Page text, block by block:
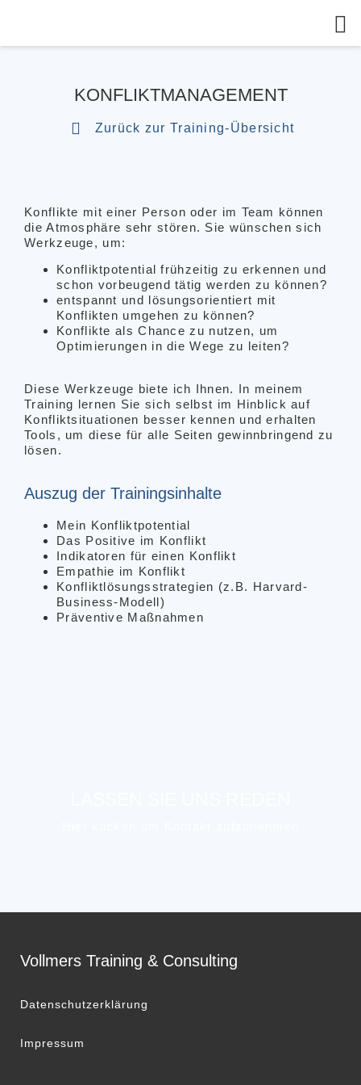
KONFLIKTMANAGEMENT
Zurück zur Training-Übersicht
Konflikte mit einer Person oder im Team können
die Atmosphäre sehr stören. Sie wünschen sich
Werkzeuge, um:
Konfliktpotential frühzeitig zu erkennen und
schon vorbeugend tätig werden zu können?
entspannt und lösungsorientiert mit
Konflikten umgehen zu können?
Konflikte als Chance zu nutzen, um
Optimierungen in die Wege zu leiten?
Diese Werkzeuge biete ich Ihnen. In meinem
Training lernen Sie sich selbst im Hinblick auf
Konfliktsituationen besser kennen und erhalten
Tools, um diese für alle Seiten gewinnbringend zu
lösen.
Auszug der Trainingsinhalte
Mein Konfliktpotential
Das Positive im Konflikt
Indikatoren für einen Konflikt
Empathie im Konflikt
Konfliktlösungsstrategien (z.B. Harvard-
Business-Modell)
Präventive Maßnahmen
Vollmers Training & Consulting
Datenschutzerklärung
Impressum